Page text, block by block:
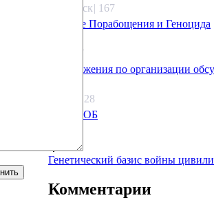
Якутск| 167
Оружие Порабощения и Геноцида
27.17
Предложения по организации
5808.28
Что с КОБ
Генетический базис войны
Комментарии